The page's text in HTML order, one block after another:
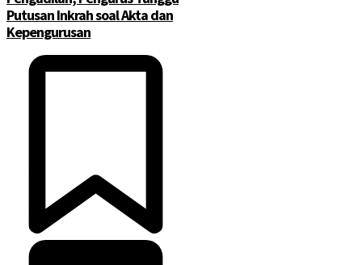
Putusan Inkrah soal Akta dan
Kepengurusan